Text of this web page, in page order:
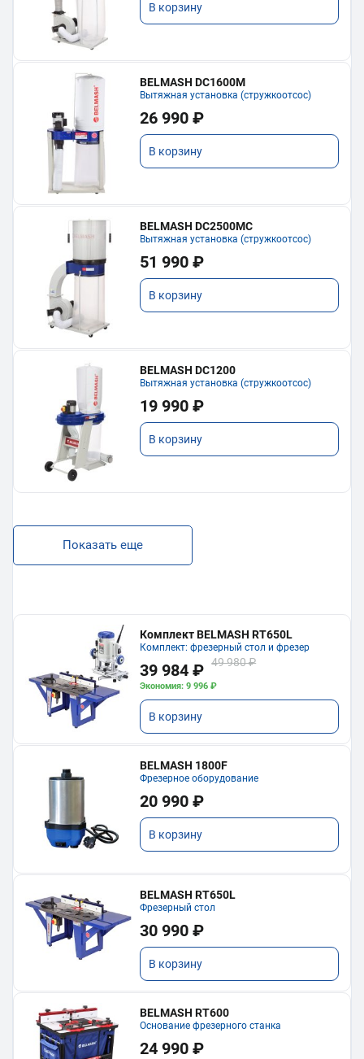
В корзину
BELMASH DC1600M
Вытяжная установка (стружкоотсос)
26 990 ₽
В корзину
BELMASH DC2500MC
Вытяжная установка (стружкоотсос)
51 990 ₽
В корзину
BELMASH DC1200
Вытяжная установка (стружкоотсос)
19 990 ₽
В корзину
Показать еще
Комплект BELMASH RT650L
Комплект: фрезерный стол и фрезер
39 984 ₽ 49 980 ₽
Экономия: 9 996 ₽
В корзину
BELMASH 1800F
Фрезерное оборудование
20 990 ₽
В корзину
BELMASH RT650L
Фрезерный стол
30 990 ₽
В корзину
BELMASH RT600
Основание фрезерного станка
24 990 ₽